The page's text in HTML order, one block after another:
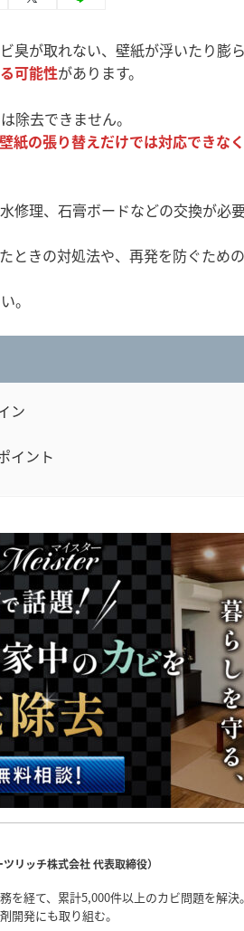
臭が取れない、壁紙が浮いたり膨
可能性があります。
除去できません。
壁紙の張り替えだけでは対応できな
理、石膏ボードなどの交換が必要
ときの対処法や、再発を防ぐため
。
ン
イント
リッチ株式会社 代表取締役）
を経て、累計5,000件以上のカビ問題を解決
開発にも取り組む。